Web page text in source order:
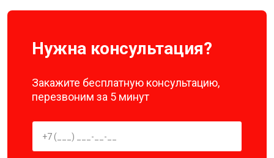
Нужна консультация?
Закажите бесплатную консультацию,
перезвоним за 5 минут